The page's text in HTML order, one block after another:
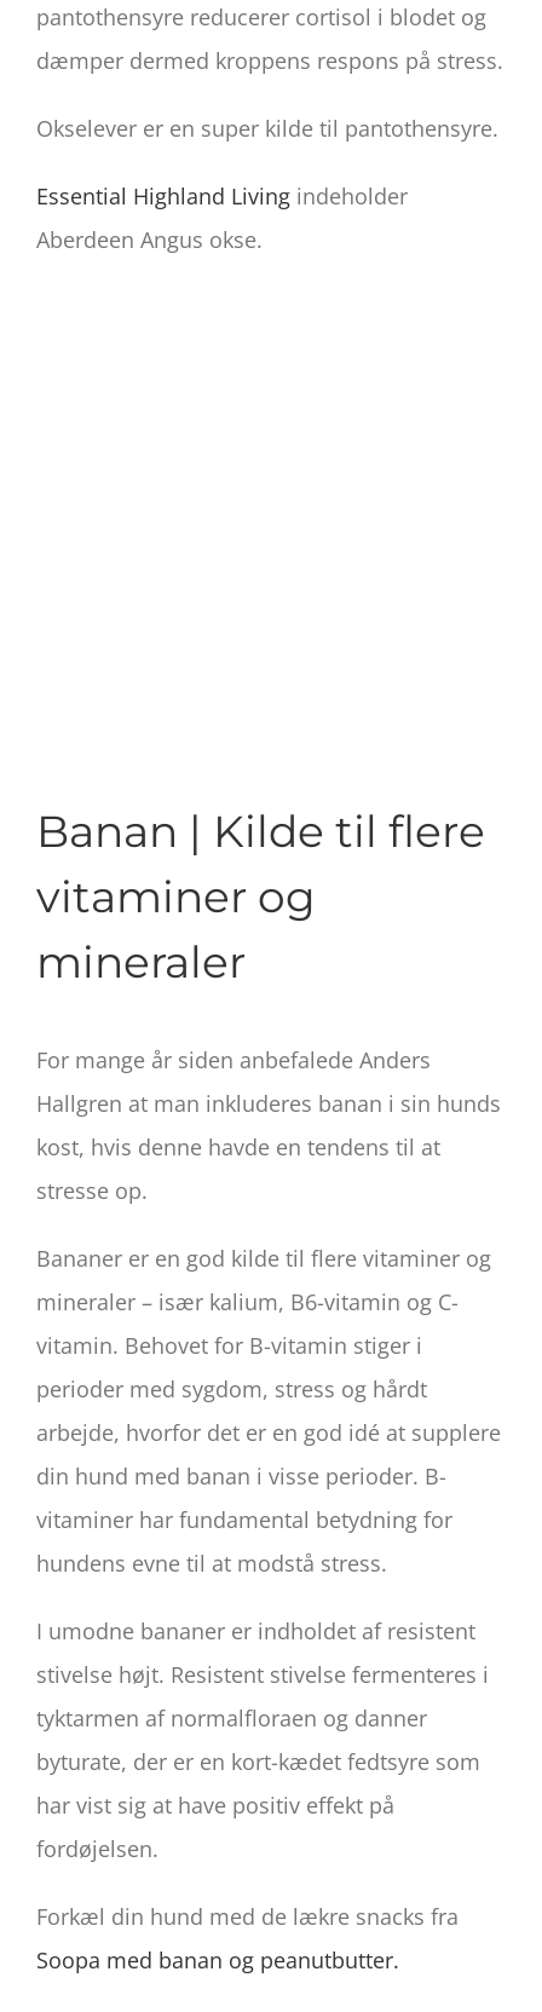
pantothensyre reducerer cortisol i blodet og
dæmper dermed kroppens respons på stress.
Okselever er en super kilde til pantothensyre.
Essential Highland Living indeholder
Aberdeen Angus okse.
Banan | Kilde til flere
vitaminer og
mineraler
For mange år siden anbefalede Anders
Hallgren at man inkluderes banan i sin hunds
kost, hvis denne havde en tendens til at
stresse op.
Bananer er en god kilde til flere vitaminer og
mineraler – især kalium, B6-vitamin og C-
vitamin. Behovet for B-vitamin stiger i
perioder med sygdom, stress og hårdt
arbejde, hvorfor det er en god idé at supplere
din hund med banan i visse perioder. B-
vitaminer har fundamental betydning for
hundens evne til at modstå stress.
I umodne bananer er indholdet af resistent
stivelse højt. Resistent stivelse fermenteres i
tyktarmen af normalfloraen og danner
byturate, der er en kort-kædet fedtsyre som
har vist sig at have positiv effekt på
fordøjelsen.
Forkæl din hund med de lækre snacks fra
Soopa med banan og peanutbutter.